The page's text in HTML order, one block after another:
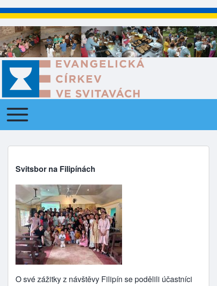
Main navigation
Toggle main menu
Svitsbor na Filipínách
O své zážitky z návštěvy Filipín se podělili účastníci